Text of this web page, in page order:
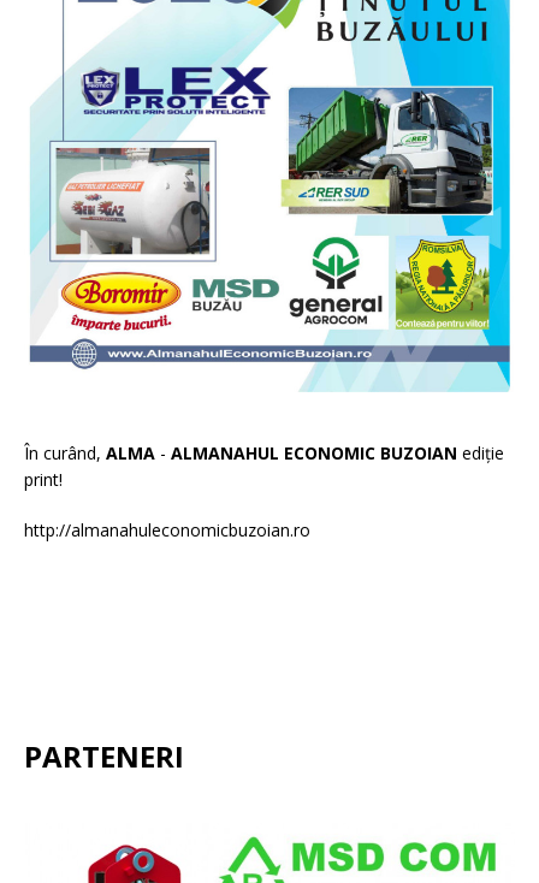
În curând, ALMA - ALMANAHUL ECONOMIC BUZOIAN ediție
print!
http://almanahuleconomicbuzoian.ro
PARTENERI